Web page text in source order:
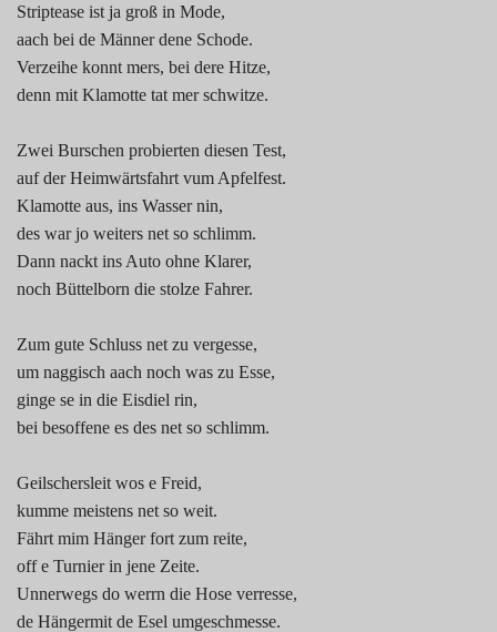
Striptease ist ja groß in Mode,
aach bei de Männer dene Schode.
Verzeihe konnt mers, bei dere Hitze,
denn mit Klamotte tat mer schwitze.
Zwei Burschen probierten diesen Test,
auf der Heimwärtsfahrt vum Apfelfest.
Klamotte aus, ins Wasser nin,
des war jo weiters net so schlimm.
Dann nackt ins Auto ohne Klarer,
noch Büttelborn die stolze Fahrer.
Zum gute Schluss net zu vergesse,
um naggisch aach noch was zu Esse,
ginge se in die Eisdiel rin,
bei besoffene es des net so schlimm.
Geilschersleit wos e Freid,
kumme meistens net so weit.
Fährt mim Hänger fort zum reite,
off e Turnier in jene Zeite.
Unnerwegs do werrn die Hose verresse,
de Hängermit de Esel umgeschmesse.